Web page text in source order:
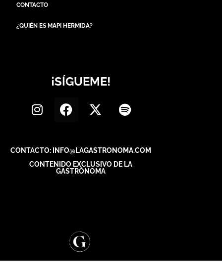
CONTACTO
¿QUIÉN ES MAPI HERMIDA?
¡SÍGUEME!
CONTACTO: INFO@LAGASTRONOMA.COM
CONTENIDO EXCLUSIVO DE LA
GASTRÓNOMA